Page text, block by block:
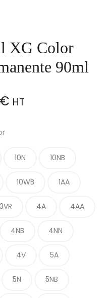
XG Color
90ml
€ HT
10N 10NB
10WB 1AA
3VR 4A 4AA
4NB 4NN
4V 5A
5N 5NB